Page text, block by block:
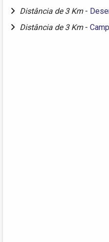
Distância de 3 Km -
Distância de 3 Km -